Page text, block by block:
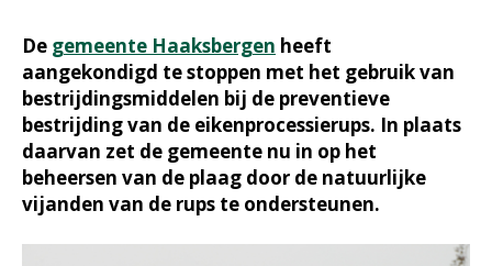
De gemeente Haaksbergen heeft
aangekondigd te stoppen met het gebruik van
bestrijdingsmiddelen bij de preventieve
bestrijding van de eikenprocessierups. In plaats
daarvan zet de gemeente nu in op het
beheersen van de plaag door de natuurlijke
vijanden van de rups te ondersteunen.